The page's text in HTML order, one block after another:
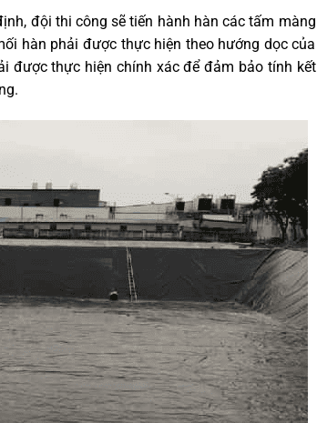
đội thi công sẽ tiến hành hàn các tấm màng
hàn phải được thực hiện theo hướng dọc của
được thực hiện chính xác để đảm bảo tính kết